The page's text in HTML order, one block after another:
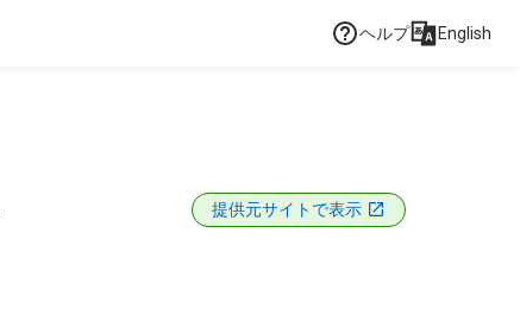
ヘルプ English
提供元サイトで表示